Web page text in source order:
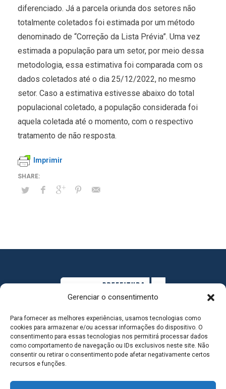
Gerenciar o consentimento
Para fornecer as melhores experiências, usamos tecnologias como
cookies para armazenar e/ou acessar informações do dispositivo. O
consentimento para essas tecnologias nos permitirá processar dados
como comportamento de navegação ou IDs exclusivos neste site. Não
consentir ou retirar o consentimento pode afetar negativamente certos
recursos e funções.
diferenciado. Já a parcela oriunda dos setores não
totalmente coletados foi estimada por um método
denominado de “Correção da Lista Prévia”. Uma vez
estimada a população para um setor, por meio dessa
metodologia, essa estimativa foi comparada com os
dados coletados até o dia 25/12/2022, no mesmo
setor. Caso a estimativa estivesse abaixo do total
populacional coletado, a população considerada foi
aquela coletada até o momento, com o respectivo
tratamento de não resposta.
Imprimir
MAPA DO SITE